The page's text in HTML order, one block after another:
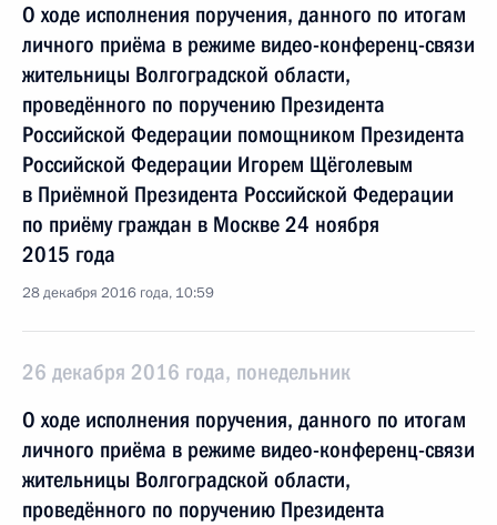
О ходе исполнения поручения, данного по итогам
личного приёма в режиме видео-конференц-связи
жительницы Волгоградской области,
проведённого по поручению Президента
Российской Федерации помощником Президента
Российской Федерации Игорем Щёголевым
в Приёмной Президента Российской Федерации
по приёму граждан в Москве 24 ноября
2015 года
28 декабря 2016 года, 10:59
26 декабря 2016 года, понедельник
О ходе исполнения поручения, данного по итогам
личного приёма в режиме видео-конференц-связи
жительницы Волгоградской области,
проведённого по поручению Президента